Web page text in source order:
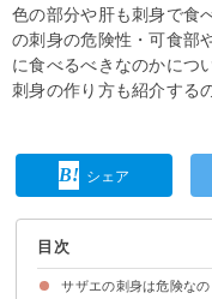
色の部分や肝も刺身で食
の刺身の危険性・可食部
に食べるべきなのかにつ
刺身の作り方も紹介する
シェア
目次
サザエの刺身は危険な